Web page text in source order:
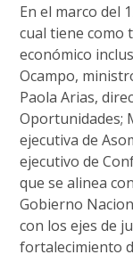
En el marco del
cual tiene como
económico
Ocampo,
Paola Arias,
Oportunidades;
ejecutiva de
ejecutivo de
que se alinea
Gobierno
con los ejes de
fortalecimiento